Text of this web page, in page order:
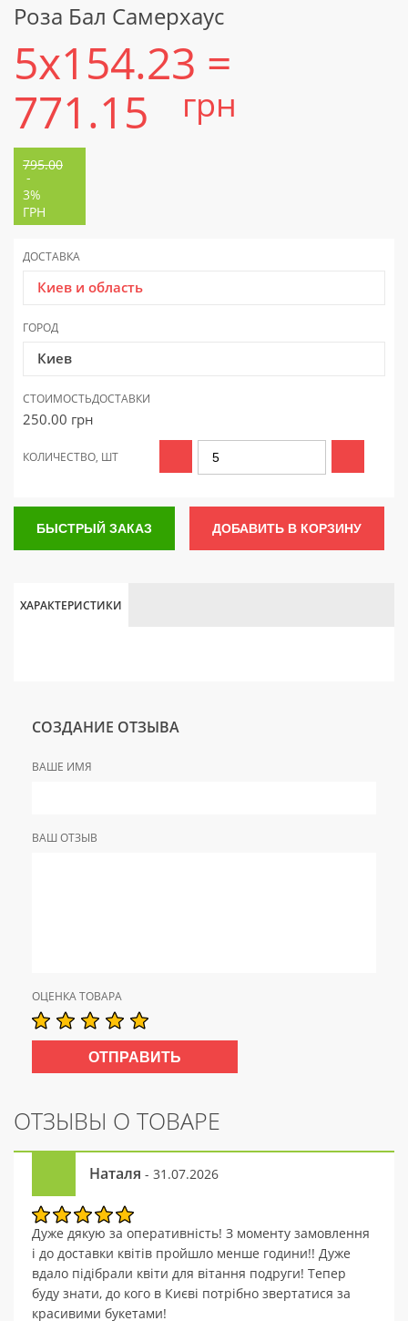
Роза Бал Самерхаус
5x154.23 =
771.15
грн
795.00
-
3%
ГРН
ДОСТАВКА
Киев и область
ГОРОД
Киев
СТОИМОСТЬДОСТАВКИ
250.00 грн
КОЛИЧЕСТВО, ШТ
БЫСТРЫЙ ЗАКАЗ ДОБАВИТЬ В КОРЗИНУ
ХАРАКТЕРИСТИКИ
СОЗДАНИЕ ОТЗЫВА
ВАШЕ ИМЯ
ВАШ ОТЗЫВ
ОЦЕНКА ТОВАРА
ОТЗЫВЫ О ТОВАРЕ
Наталя - 31.07.2026
Дуже дякую за оперативність! З моменту замовлення
і до доставки квітів пройшло менше години!! Дуже
вдало підібрали квіти для вітання подруги! Тепер
буду знати, до кого в Києві потрібно звертатися за
красивими букетами!